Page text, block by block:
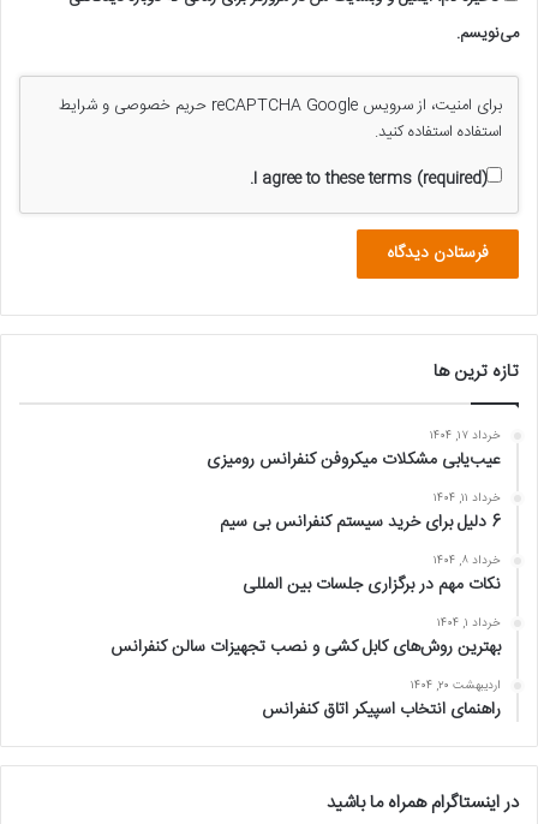
می‌نویسم.
برای امنیت، از سرویس reCAPTCHA Google حریم خصوصی و شرایط
استفاده استفاده کنید.
I agree to these terms (required).
تازه ترین ها
خرداد ۱۷, ۱۴۰۴
عیب‌یابی مشکلات میکروفن‌ کنفرانس رومیزی
خرداد ۱۱, ۱۴۰۴
6 دلیل برای خرید سیستم کنفرانس بی سیم
خرداد ۸, ۱۴۰۴
نکات مهم در برگزاری جلسات بین المللی
خرداد ۱, ۱۴۰۴
بهترین روش‌های کابل کشی و نصب تجهیزات سالن کنفرانس
اردیبهشت ۲۰, ۱۴۰۴
راهنمای انتخاب اسپیکر اتاق کنفرانس
در اینستاگرام همراه ما باشید